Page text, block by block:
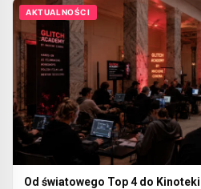
AKTUALNOŚCI
Od światowego Top 4 do